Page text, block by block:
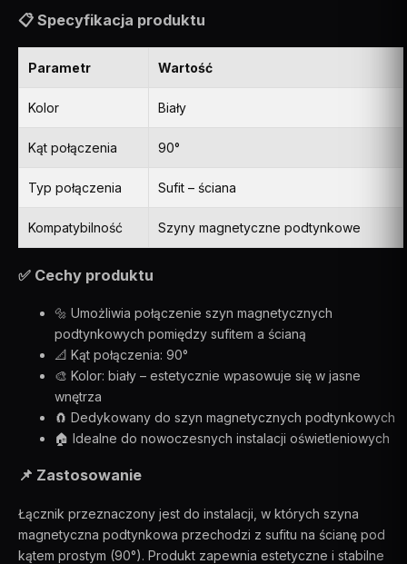
📋 Specyfikacja produktu
Parametr Wartość
Kolor Biały
Kąt połączenia 90°
Typ połączenia Sufit – ściana
Kompatybilność Szyny magnetyczne podtynkowe
✅ Cechy produktu
🔩 Umożliwia połączenie szyn magnetycznych
podtynkowych pomiędzy sufitem a ścianą
📐 Kąt połączenia: 90°
🎨 Kolor: biały – estetycznie wpasowuje się w jasne
wnętrza
🧲 Dedykowany do szyn magnetycznych podtynkowych
🏠 Idealne do nowoczesnych instalacji oświetleniowych
📌 Zastosowanie
Łącznik przeznaczony jest do instalacji, w których szyna
magnetyczna podtynkowa przechodzi z sufitu na ścianę pod
kątem prostym (90°). Produkt zapewnia estetyczne i stabilne